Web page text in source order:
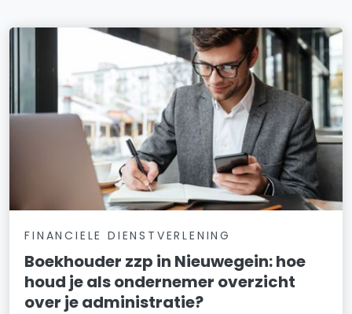
FINANCIELE DIENSTVERLENING
Boekhouder zzp in Nieuwegein: hoe
houd je als ondernemer overzicht
over je administratie?